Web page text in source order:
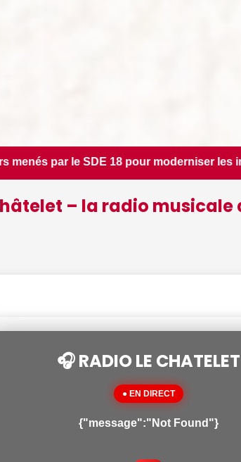
locales - Le Berry
– la radio musicale
🎧 RADIO LE CHATELET
● EN DIRECT
{"message":"Not Found"}